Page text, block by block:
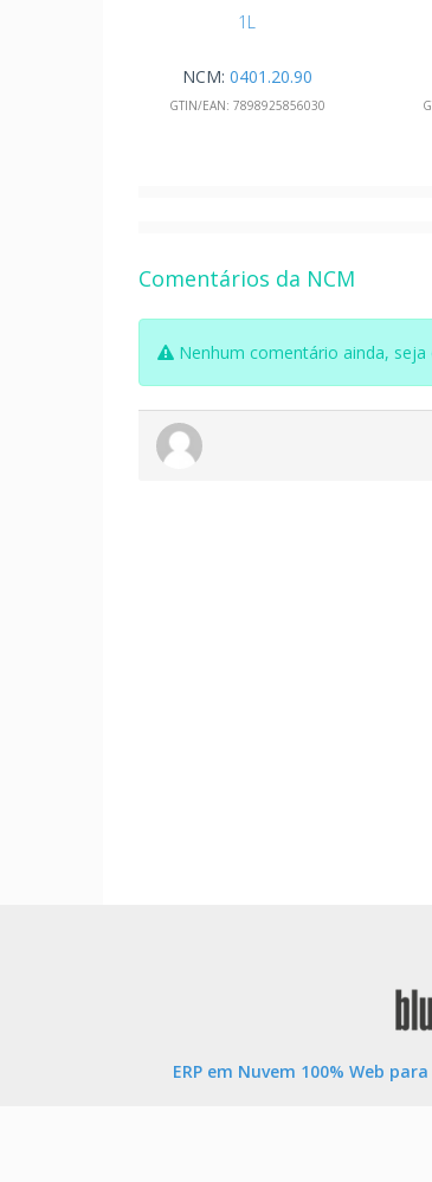
1L
NCM: 0401.20.90
GTIN/EAN: 7898925856030
Comentários da NCM
Nenhum comentário ainda,
ERP em Nuvem 100% Web